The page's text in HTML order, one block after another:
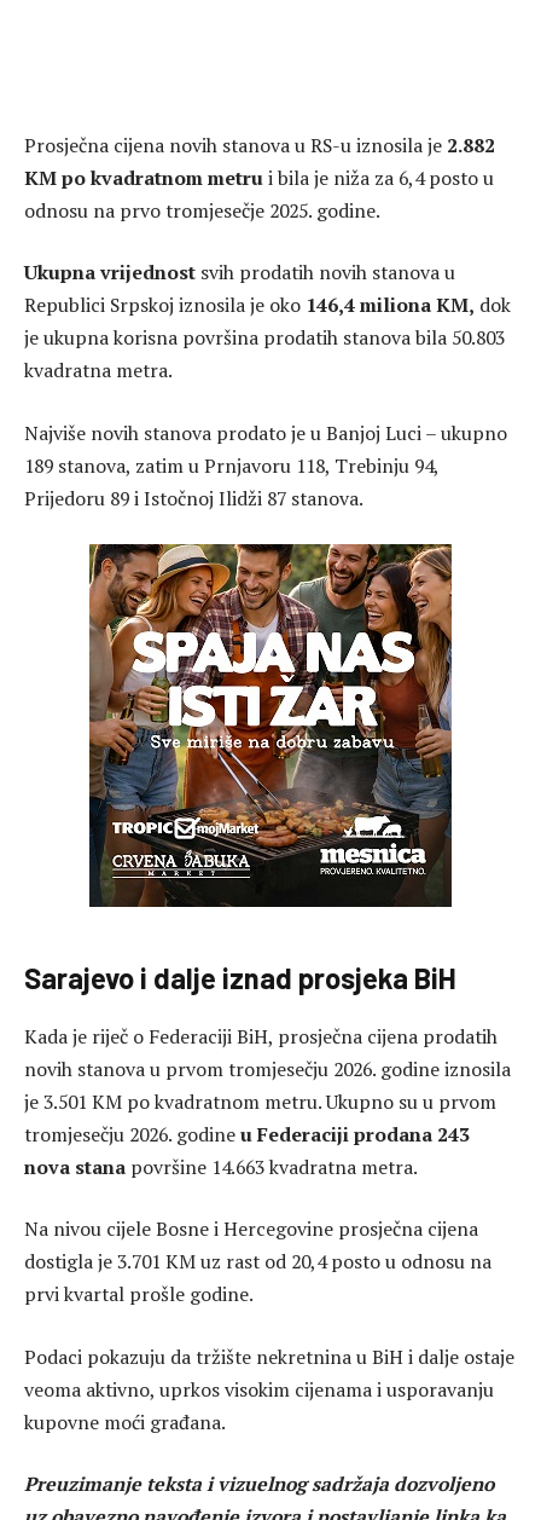
Prosječna cijena novih stanova u RS-u iznosila je 2.882
KM po kvadratnom metrui bila je niža za 6,4 posto u
odnosu na prvo tromjesečje 2025. godine.
Ukupna vrijednost svih prodatih novih stanova u
Republici Srpskoj iznosila je oko 146,4 miliona KM, dok
je ukupna korisna površina prodatih stanova bila 50.803
kvadratna metra.
Najviše novih stanova prodato je u Banjoj Luci – ukupno
189 stanova, zatim u Prnjavoru 118, Trebinju 94,
Prijedoru 89 i Istočnoj Ilidži 87 stanova.
Sarajevo i dalje iznad prosjeka BiH
Kada je riječ o Federaciji BiH, prosječna cijena prodatih
novih stanova u prvom tromjesečju 2026. godine iznosila
je 3.501 KM po kvadratnom metru. Ukupno su u prvom
tromjesečju 2026. godineu Federaciji prodana 243
nova stana površine 14.663 kvadratna metra.
Na nivou cijele Bosne i Hercegovine prosječna cijena
dostigla je 3.701 KM uz rast od 20,4 posto u odnosu na
prvi kvartal prošle godine.
Podaci pokazuju da tržište nekretnina u BiH i dalje ostaje
veoma aktivno, uprkos visokim cijenama i usporavanju
kupovne moći građana.
Preuzimanje teksta i vizuelnog sadržaja dozvoljeno